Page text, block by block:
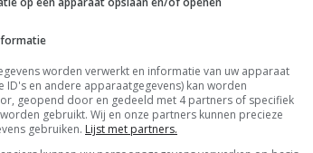
Middel als medicijn
27-01-2016
worden verwerkt en informatie van uw apparaat
ID's en andere apparaatgegevens) kan worden
geopend door en gedeeld met 4 partners of specifiek
gebruikt. Wij en onze partners kunnen precieze
gebruiken. Lijst met partners.